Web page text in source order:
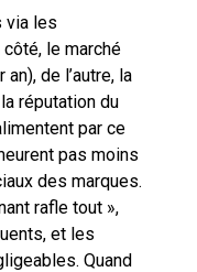
via les
le marché
de l’autre, la
réputation du
par ce
pas moins
des marques.
rafle tout »,
et les
Quand